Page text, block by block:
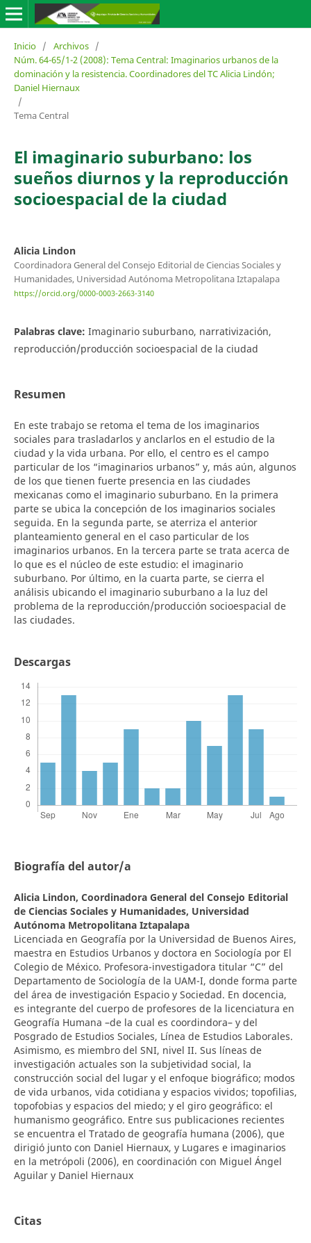
Inicio / Archivos /
Núm. 64-65/1-2 (2008): Tema Central: Imaginarios urbanos de la
dominación y la resistencia. Coordinadores del TC Alicia Lindón;
Daniel Hiernaux
/
Tema Central
El imaginario suburbano: los
sueños diurnos y la reproducción
socioespacial de la ciudad
Alicia Lindon
Coordinadora General del Consejo Editorial de Ciencias Sociales y
Humanidades, Universidad Autónoma Metropolitana Iztapalapa
https://orcid.org/0000-0003-2663-3140
Palabras clave: Imaginario suburbano, narrativización,
reproducción/producción socioespacial de la ciudad
Resumen
En este trabajo se retoma el tema de los imaginarios
sociales para trasladarlos y anclarlos en el estudio de la
ciudad y la vida urbana. Por ello, el centro es el campo
particular de los “imaginarios urbanos” y, más aún, algunos
de los que tienen fuerte presencia en las ciudades
mexicanas como el imaginario suburbano. En la primera
parte se ubica la concepción de los imaginarios sociales
seguida. En la segunda parte, se aterriza el anterior
planteamiento general en el caso particular de los
imaginarios urbanos. En la tercera parte se trata acerca de
lo que es el núcleo de este estudio: el imaginario
suburbano. Por último, en la cuarta parte, se cierra el
análisis ubicando el imaginario suburbano a la luz del
problema de la reproducción/producción socioespacial de
las ciudades.
Descargas
Biografía del autor/a
Alicia Lindon, Coordinadora General del Consejo Editorial
de Ciencias Sociales y Humanidades, Universidad
Autónoma Metropolitana Iztapalapa
Licenciada en Geografía por la Universidad de Buenos Aires,
maestra en Estudios Urbanos y doctora en Sociología por El
Colegio de México. Profesora-investigadora titular “C” del
Departamento de Sociología de la UAM-I, donde forma parte
del área de investigación Espacio y Sociedad. En docencia,
es integrante del cuerpo de profesores de la licenciatura en
Geografía Humana –de la cual es coordindora– y del
Posgrado de Estudios Sociales, Línea de Estudios Laborales.
Asimismo, es miembro del SNI, nivel II. Sus líneas de
investigación actuales son la subjetividad social, la
construcción social del lugar y el enfoque biográfico; modos
de vida urbanos, vida cotidiana y espacios vividos; topofilias,
topofobias y espacios del miedo; y el giro geográfico: el
humanismo geográfico. Entre sus publicaciones recientes
se encuentra el Tratado de geografía humana (2006), que
dirigió junto con Daniel Hiernaux, y Lugares e imaginarios
en la metrópoli (2006), en coordinación con Miguel Ángel
Aguilar y Daniel Hiernaux
Citas